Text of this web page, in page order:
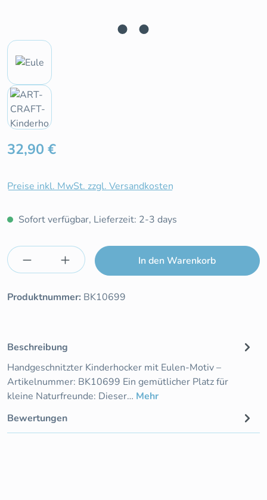
Regulärer Preis:
32,90 €
Preise inkl. MwSt. zzgl. Versandkosten
Sofort verfügbar, Lieferzeit: 2-3 days
Produkt Anzahl: Gib den gewünschten
In den Warenkorb
Produktnummer: BK10699
Beschreibung
Handgeschnitzter Kinderhocker mit Eulen-Motiv –
Artikelnummer: BK10699 Ein gemütlicher Platz für
kleine Naturfreunde: Dieser… Mehr
Bewertungen